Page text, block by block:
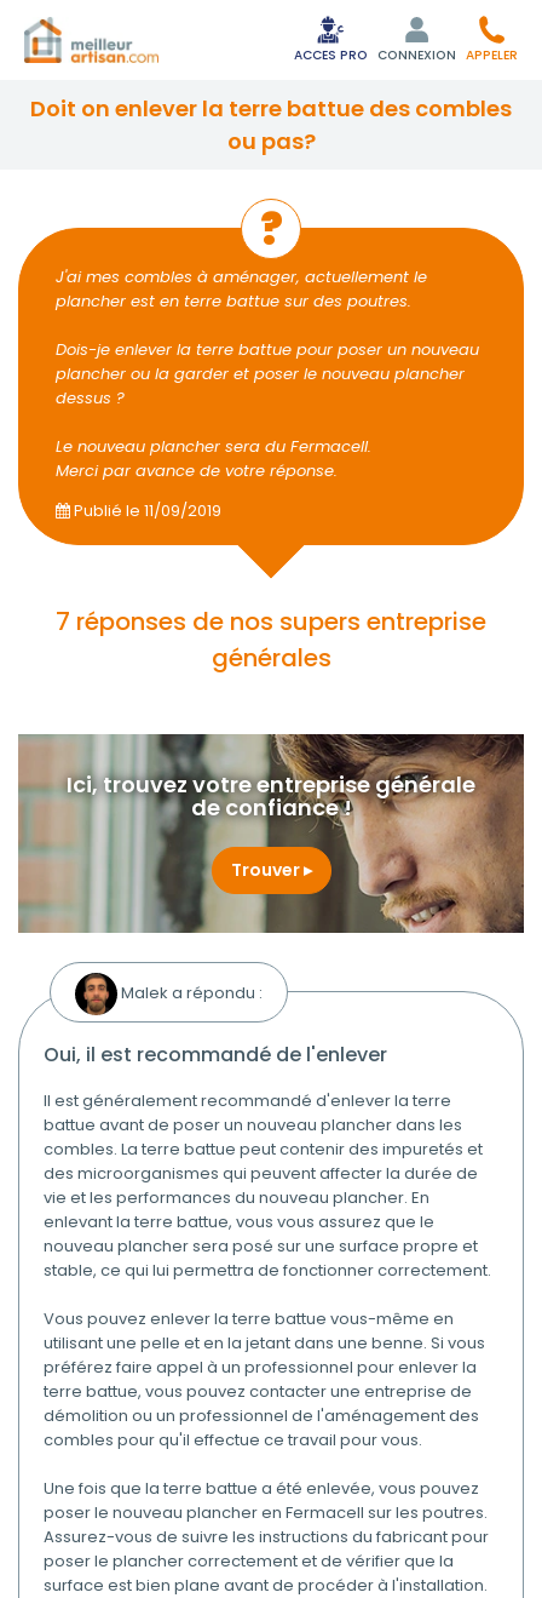
ACCES PRO CONNEXION APPELER
doit on enlever la terre battue des combles
ou pas?
J'ai mes combles à aménager, actuellement le
plancher est en terre battue sur des poutres.
Dois-je enlever la terre battue pour poser un nouveau
plancher ou la garder et poser le nouveau plancher
dessus ?
Le nouveau plancher sera du Fermacell.
Merci par avance de votre réponse.
Publié le 11/09/2019
7 réponses de nos supers entreprise
générales
Ici, trouvez votre entreprise générale
de confiance !
Trouver
Malek a répondu :
oui, il est recommandé de l'enlever
Il est généralement recommandé d'enlever la terre
battue avant de poser un nouveau plancher dans les
combles. La terre battue peut contenir des impuretés et
des microorganismes qui peuvent affecter la durée de
vie et les performances du nouveau plancher. En
enlevant la terre battue, vous vous assurez que le
nouveau plancher sera posé sur une surface propre et
stable, ce qui lui permettra de fonctionner correctement.
Vous pouvez enlever la terre battue vous-même en
utilisant une pelle et en la jetant dans une benne. Si vous
préférez faire appel à un professionnel pour enlever la
terre battue, vous pouvez contacter une entreprise de
démolition ou un professionnel de l'aménagement des
combles pour qu'il effectue ce travail pour vous.
Une fois que la terre battue a été enlevée, vous pouvez
poser le nouveau plancher en Fermacell sur les poutres.
Assurez-vous de suivre les instructions du fabricant pour
poser le plancher correctement et de vérifier que la
surface est bien plane avant de procéder à l'installation.